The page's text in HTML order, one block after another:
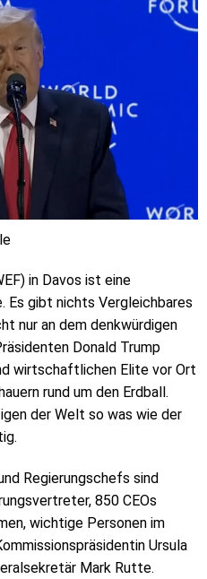
in Davos ist eine
Es gibt nichts Vergleichbares
nur an dem denkwürdigen
Donald Trump
wirtschaftlichen Elite vor Ort
rund um den Erdball.
der Welt so was wie der
Regierungschefs sind
850 CEOs
wichtige Personen im
Ursula
Mark Rutte.